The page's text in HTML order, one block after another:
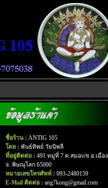
ชื่อร้าน : ANTIG 105
โดย : พันธ์ทิพย์ วัยนิพลี
ที่อยู่ติดต่อ : 491 หมู่ที่ 7 ต.สมอเเข อ.เมือง
จ. พิษณุโลก 65000
หมายเลขโทรศัพท์ : 093-2480159
E-Mail ติดต่อ : ang7kong@gmail.com